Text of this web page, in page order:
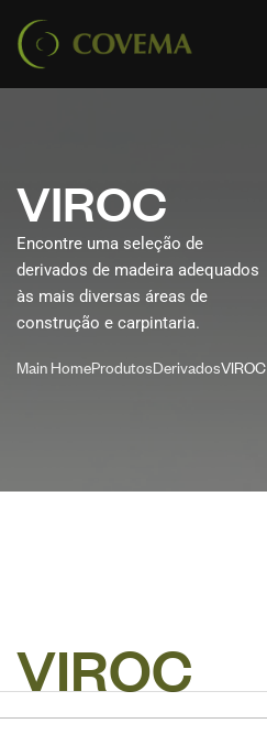
VIROC
Encontre uma seleção de
derivados de madeira adequados
às mais diversas áreas de
construção e carpintaria.
Main HomeProdutosDerivadosVIROC
VIROC